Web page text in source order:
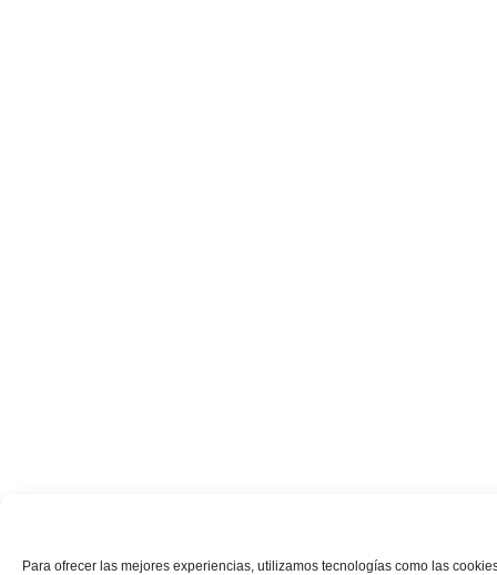
Para ofrecer las mejores experiencias, utilizamos tecnologías como las